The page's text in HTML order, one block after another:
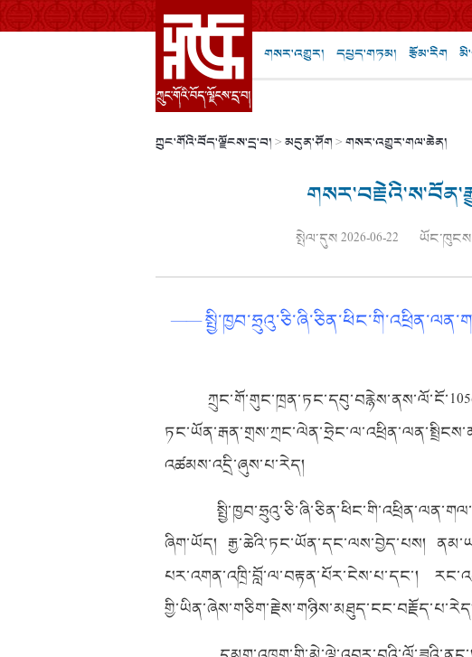
གསར་འགྱུར། དཔྱད་གཏམ། རྩོམ་རིག
ཀྲུང་གོའི་བོད་ལྗོངས་དྲ་བ།>མདུན་ཤོག>གསར་འགྱུར་གལ་ཆེན།
སྤེལ་དུས 2026-06-22
——
འཚམས་འདྲི་ཞུས་པ་རེད།
ཞིག་ཡོད། རྒྱ་ཆེའི་ཏང་ཡོན་དང་ལས་བྱེད་པས།
པར་འགན་འཁྲི་བློ་ལ་བརྟན་པོར་ངེས་པ་དང་།